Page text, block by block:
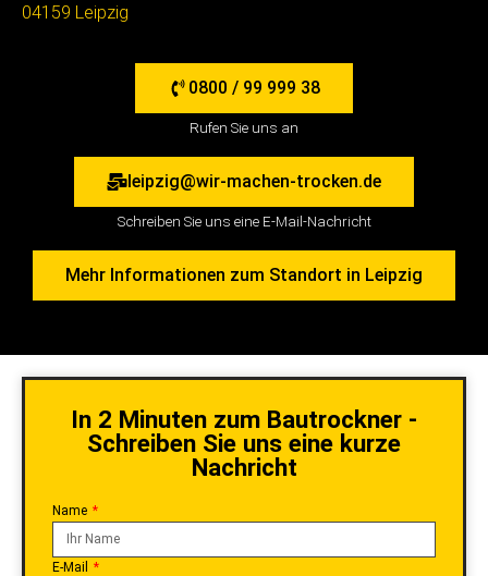
04159 Leipzig
0800 / 99 999 38
Rufen Sie uns an
leipzig@wir-machen-trocken.de
Schreiben Sie uns eine E-Mail-Nachricht
Mehr Informationen zum Standort in Leipzig
In 2 Minuten zum Bautrockner -
Schreiben Sie uns eine kurze
Nachricht
Name
E-Mail